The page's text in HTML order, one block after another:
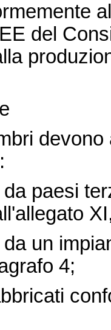
del
paesi
un
4;